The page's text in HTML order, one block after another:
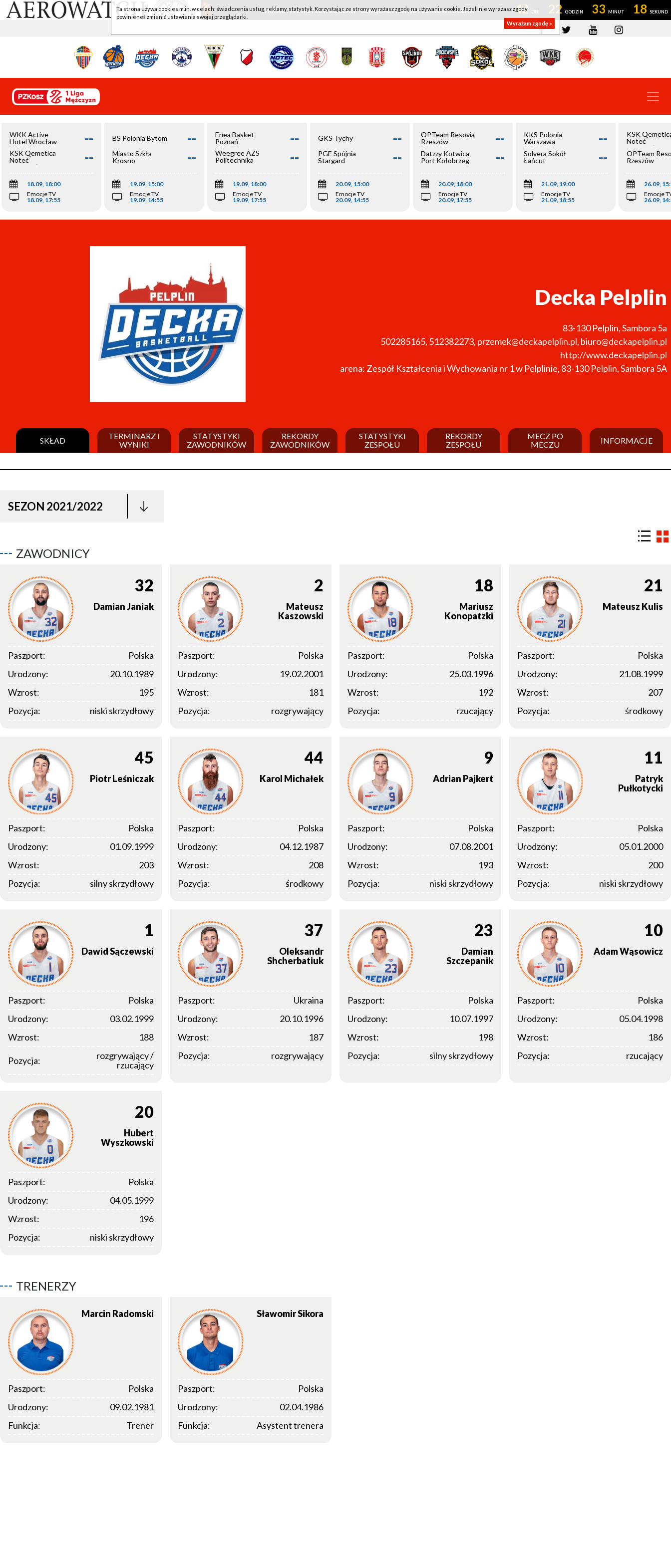
WKK ACTIVE HOTEL WROCŁAW - KSK QEMETICA NOTEĆ INOWROCŁAW 42 22 33 17
WKK Active
Hotel Wrocław
--
KSK Qemetica
Noteć
Inowrocław
--
18.09, 18:00
Emocje TV
18.09, 17:55
BS Polonia Bytom --
Miasto Szkła
Krosno
--
19.09, 15:00
Emocje TV
19.09, 14:55
Enea Basket
Poznań
--
Weegree AZS
Politechnika
--
19.09, 18:00
Emocje TV
19.09, 17:55
GKS Tychy --
PGE Spójnia
Stargard
--
20.09, 15:00
Emocje TV
20.09, 14:55
OPTeam Resovia
Rzeszów
--
Datzzy Kotwica
Port Kołobrzeg
--
20.09, 18:00
Emocje TV
20.09, 17:55
KKS Polonia
Warszawa
--
Solvera Sokół
Łańcut
--
21.09, 19:00
Emocje TV
21.09, 18:55
KSK
Noteć
Inowrocław
OPTeam
Rzeszów
26.09,
Emocje
26.09,
Decka Pelplin
83-130 Pelplin,Sambora 5a
502285165, 512382273, przemek@deckapelplin.pl, biuro@deckapelplin.pl
http://www.deckapelplin.pl
arena: Zespół Kształcenia i Wychowania nr 1 w Pelplinie, 83-130 Pelplin, Sambora 5A
SKŁAD
TERMINARZ I
WYNIKI
STATYSTYKI
ZAWODNIKÓW
REKORDY
ZAWODNIKÓW
STATYSTYKI
ZESPOŁU
REKORDY
ZESPOŁU
MECZ PO
MECZU
INFORMACJE
SEZON 2021/2022
ZAWODNICY
32
DamianJaniak
Paszport:
Polska
Urodzony:
20.10.1989
Wzrost:
195
Pozycja:
niski skrzydłowy
2
Mateusz
Kaszowski
Paszport:
Polska
Urodzony:
19.02.2001
Wzrost:
181
Pozycja:
rozgrywający
18
Mariusz
Konopatzki
Paszport:
Polska
Urodzony:
25.03.1996
Wzrost:
192
Pozycja:
rzucający
21
Mateusz Kulis
Paszport:
Polska
Urodzony:
21.08.1999
Wzrost:
207
Pozycja:
środkowy
45
PiotrLeśniczak
Paszport:
Polska
Urodzony:
01.09.1999
Wzrost:
203
Pozycja:
silny skrzydłowy
44
Karol Michałek
Paszport:
Polska
Urodzony:
04.12.1987
Wzrost:
208
Pozycja:
środkowy
9
Adrian Pajkert
Paszport:
Polska
Urodzony:
07.08.2001
Wzrost:
193
Pozycja:
niski skrzydłowy
11
Patryk
Pułkotycki
Paszport:
Polska
Urodzony:
05.01.2000
Wzrost:
200
Pozycja:
niski skrzydłowy
1
DawidSączewski
Paszport:
Polska
Urodzony:
03.02.1999
Wzrost:
188
Pozycja:
rozgrywający /
rzucający
37
Oleksandr
Shcherbatiuk
Paszport:
Ukraina
Urodzony:
20.10.1996
Wzrost:
187
Pozycja:
rozgrywający
23
Damian
Szczepanik
Paszport:
Polska
Urodzony:
10.07.1997
Wzrost:
198
Pozycja:
silny skrzydłowy
10
AdamWąsowicz
Paszport:
Polska
Urodzony:
05.04.1998
Wzrost:
186
Pozycja:
rzucający
20
Hubert
Wyszkowski
Paszport:
Polska
Urodzony:
04.05.1999
Wzrost:
196
Pozycja:
niski skrzydłowy
TRENERZY
Marcin Radomski
Paszport:
Polska
Urodzony:
09.02.1981
Funkcja:
Trener
SławomirSikora
Paszport:
Polska
Urodzony:
02.04.1986
Funkcja:
Asystent trenera
Ta strona używa cookies m.in. w celach: świadczenia usług, reklamy, statystyk. Korzystając ze strony wyrażasz zgodę na używanie cookie. Jeżeli nie wyrażasz zgody
powinieneś zmienić ustawienia swojej przeglądarki.
Wyrażam zgodę »